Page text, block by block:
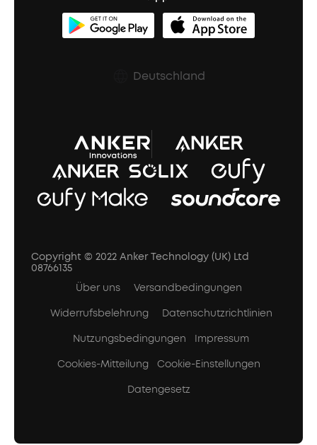
Zertifizierte Refurbished-Produkte
Deutschland
Copyright © 2022 Anker Technology (UK) Ltd
08766135
Über uns
Versandbedingungen
Widerrufsbelehrung
Datenschutzrichtlinien
Nutzungsbedingungen
Impressum
Cookies-Mitteilung
Cookie-Einstellungen
Datengesetz